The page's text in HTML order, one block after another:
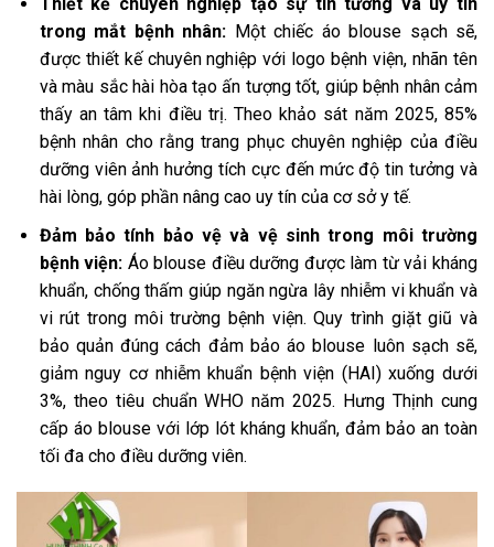
trong mắt bệnh nhân: Một chiếc áo blouse sạch sẽ,
được thiết kế chuyên nghiệp với logo bệnh viện, nhãn tên
và màu sắc hài hòa tạo ấn tượng tốt, giúp bệnh nhân cảm
thấy an tâm khi điều trị. Theo khảo sát năm 2025, 85%
bệnh nhân cho rằng trang phục chuyên nghiệp của điều
dưỡng viên ảnh hưởng tích cực đến mức độ tin tưởng và
hài lòng, góp phần nâng cao uy tín của cơ sở y tế.
Đảm bảo tính bảo vệ và vệ sinh trong môi trường
bệnh viện: Áo blouse điều dưỡng được làm từ vải kháng
khuẩn, chống thấm giúp ngăn ngừa lây nhiễm vi khuẩn và
vi rút trong môi trường bệnh viện. Quy trình giặt giũ và
bảo quản đúng cách đảm bảo áo blouse luôn sạch sẽ,
giảm nguy cơ nhiễm khuẩn bệnh viện (HAI) xuống dưới
3%, theo tiêu chuẩn WHO năm 2025. Hưng Thịnh cung
cấp áo blouse với lớp lót kháng khuẩn, đảm bảo an toàn
tối đa cho điều dưỡng viên.